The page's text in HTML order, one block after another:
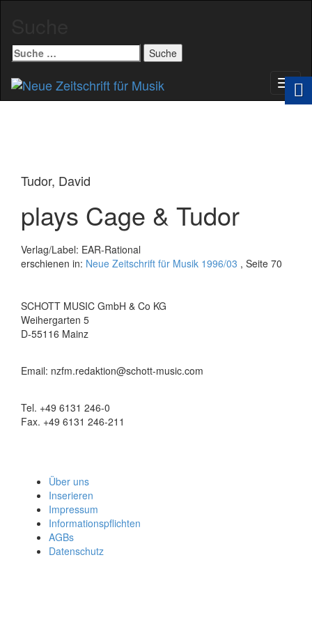
Suche
nach:
Tudor, David
plays Cage & Tudor
Verlag/Label: EAR-Rational
erschienen in: Neue Zeitschrift für Musik 1996/03 , Seite 70
SCHOTT MUSIC GmbH & Co KG
Weihergarten 5
D-55116 Mainz
Email: nzfm.redaktion@schott-music.com
Tel. +49 6131 246-0
Fax. +49 6131 246-211
Über uns
Inserieren
Impressum
Informationspflichten
AGBs
Datenschutz